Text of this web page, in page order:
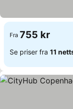
Fra 755 kr
Se priser fra 11